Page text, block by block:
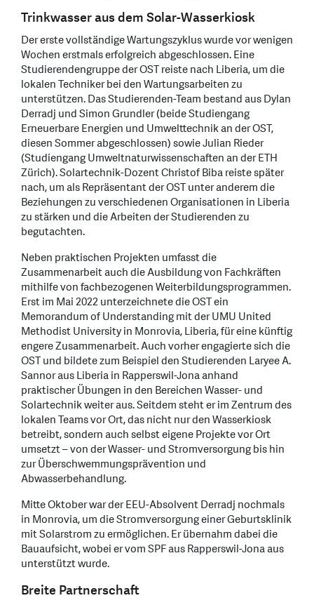
Trinkwasser aus dem Solar-Wasserkiosk
Der erste vollständige Wartungszyklus wurde vor wenigen
Wochen erstmals erfolgreich abgeschlossen. Eine
Studierendengruppe der OST reiste nach Liberia, um die
lokalen Techniker bei den Wartungsarbeiten zu
unterstützen. Das Studierenden-Team bestand aus Dylan
Derradj und Simon Grundler (beide Studiengang
Erneuerbare Energien und Umwelttechnik an der OST,
diesen Sommer abgeschlossen) sowie Julian Rieder
(Studiengang Umweltnaturwissenschaften an der ETH
Zürich). Solartechnik-Dozent Christof Biba reiste später
nach, um als Repräsentant der OST unter anderem die
Beziehungen zu verschiedenen Organisationen in Liberia
zu stärken und die Arbeiten der Studierenden zu
begutachten.
Neben praktischen Projekten umfasst die
Zusammenarbeit auch die Ausbildung von Fachkräften
mithilfe von fachbezogenen Weiterbildungsprogrammen.
Erst im Mai 2022 unterzeichnete die OST ein
Memorandum of Understanding mit der UMU United
Methodist University in Monrovia, Liberia, für eine künftig
engere Zusammenarbeit. Auch vorher engagierte sich die
OST und bildete zum Beispiel den Studierenden Laryee A.
Sannor aus Liberia in Rapperswil-Jona anhand
praktischer Übungen in den Bereichen Wasser- und
Solartechnik weiter aus. Seitdem steht er im Zentrum des
lokalen Teams vor Ort, das nicht nur den Wasserkiosk
betreibt, sondern auch selbst eigene Projekte vor Ort
umsetzt – von der Wasser- und Stromversorgung bis hin
zur Überschwemmungsprävention und
Abwasserbehandlung.
Mitte Oktober war der EEU-Absolvent Derradj nochmals
in Monrovia, um die Stromversorgung einer Geburtsklinik
mit Solarstrom zu ermöglichen. Er übernahm dabei die
Bauaufsicht, wobei er vom SPF aus Rapperswil-Jona aus
unterstützt wurde.
Breite Partnerschaft